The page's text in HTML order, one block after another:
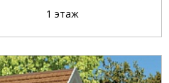
1 этаж